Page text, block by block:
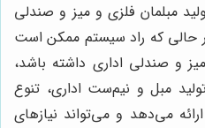
مبلمان فلزی و میز و صندلی
حالی که راد سیستم ممکن است
و صندلی اداری داشته باشد،
مبل و نیم‌ست اداری، تنوع
می‌دهد و می‌تواند نیازهای